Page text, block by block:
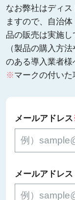
なお弊社はディ
ますので、自治
品の販売は実施し
（製品の購入方
のある導入業者様
※マークの付いた
メールアドレス
メールアドレス